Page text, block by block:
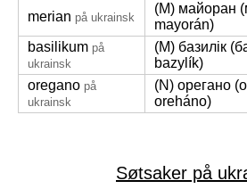
merian på ukrainsk
(M) майоран
mayorán)
basilikum på
ukrainsk
(M) базилік
bazylík)
oregano på
ukrainsk
(N) орегано
oreháno)
Søtsaker på